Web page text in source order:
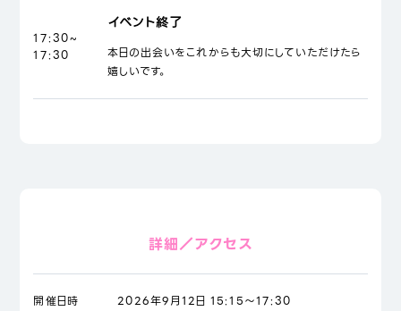
17:30~
17:30
イベント終了
本日の出会いをこれからも大切にしていただけたら
嬉しいです。
詳細／アクセス
開催日時 2026年9月12日 15:15～17:30